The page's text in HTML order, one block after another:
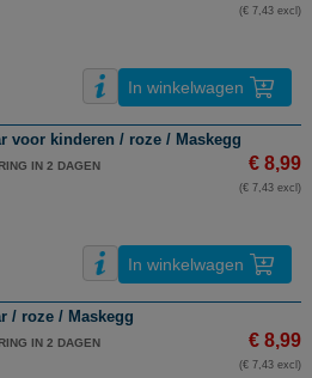
(€ 7,43 excl)
In winkelwagen
voor kinderen / roze / Maskegg
IN 2 DAGEN € 8,99
(€ 7,43 excl)
In winkelwagen
/ roze / Maskegg
IN 2 DAGEN € 8,99
(€ 7,43 excl)